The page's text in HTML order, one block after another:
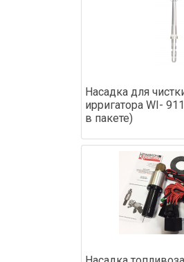
Насадка для
ирригатора WI-
в пакете)